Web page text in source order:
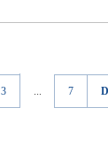
3 ... 7